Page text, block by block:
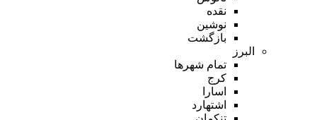
نقده
نوشین
بازگشت
البرز
تمام شهر‌ها
کرج
اسارا
اشتهارد